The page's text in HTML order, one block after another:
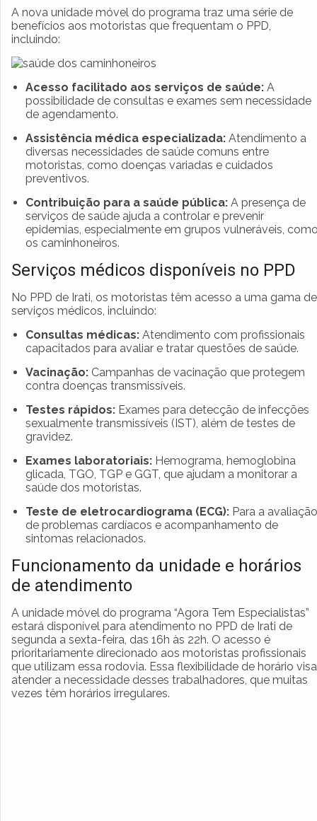
A nova unidade móvel do programa traz uma série de
benefícios aos motoristas que frequentam o PPD,
incluindo:
Acesso facilitado aos serviços de saúde: A
possibilidade de consultas e exames sem necessidade
de agendamento.
Assistência médica especializada: Atendimento a
diversas necessidades de saúde comuns entre
motoristas, como doenças variadas e cuidados
preventivos.
Contribuição para a saúde pública: A presença de
serviços de saúde ajuda a controlar e prevenir
epidemias, especialmente em grupos vulneráveis,
os caminhoneiros.
Serviços médicos disponíveis no PPD
No PPD de Irati, os motoristas têm acesso a uma gama de
serviços médicos, incluindo:
Consultas médicas: Atendimento com profissionais
capacitados para avaliar e tratar questões de saúde.
Vacinação: Campanhas de vacinação que protegem
contra doenças transmissíveis.
Testes rápidos: Exames para detecção de infecções
sexualmente transmissíveis (IST), além de testes de
gravidez.
Exames laboratoriais: Hemograma, hemoglobina
glicada, TGO, TGP e GGT, que ajudam a monitorar a
saúde dos motoristas.
Teste de eletrocardiograma (ECG): Para a avaliação
de problemas cardíacos e acompanhamento de
sintomas relacionados.
Funcionamento da unidade e horários
de atendimento
A unidade móvel do programa “Agora Tem Especialistas”
estará disponível para atendimento no PPD de Irati de
segunda a sexta-feira, das 16h às 22h. O acesso é
prioritariamente direcionado aos motoristas profissionais
que utilizam essa rodovia. Essa flexibilidade de horário visa
atender a necessidade desses trabalhadores, que muitas
vezes têm horários irregulares.